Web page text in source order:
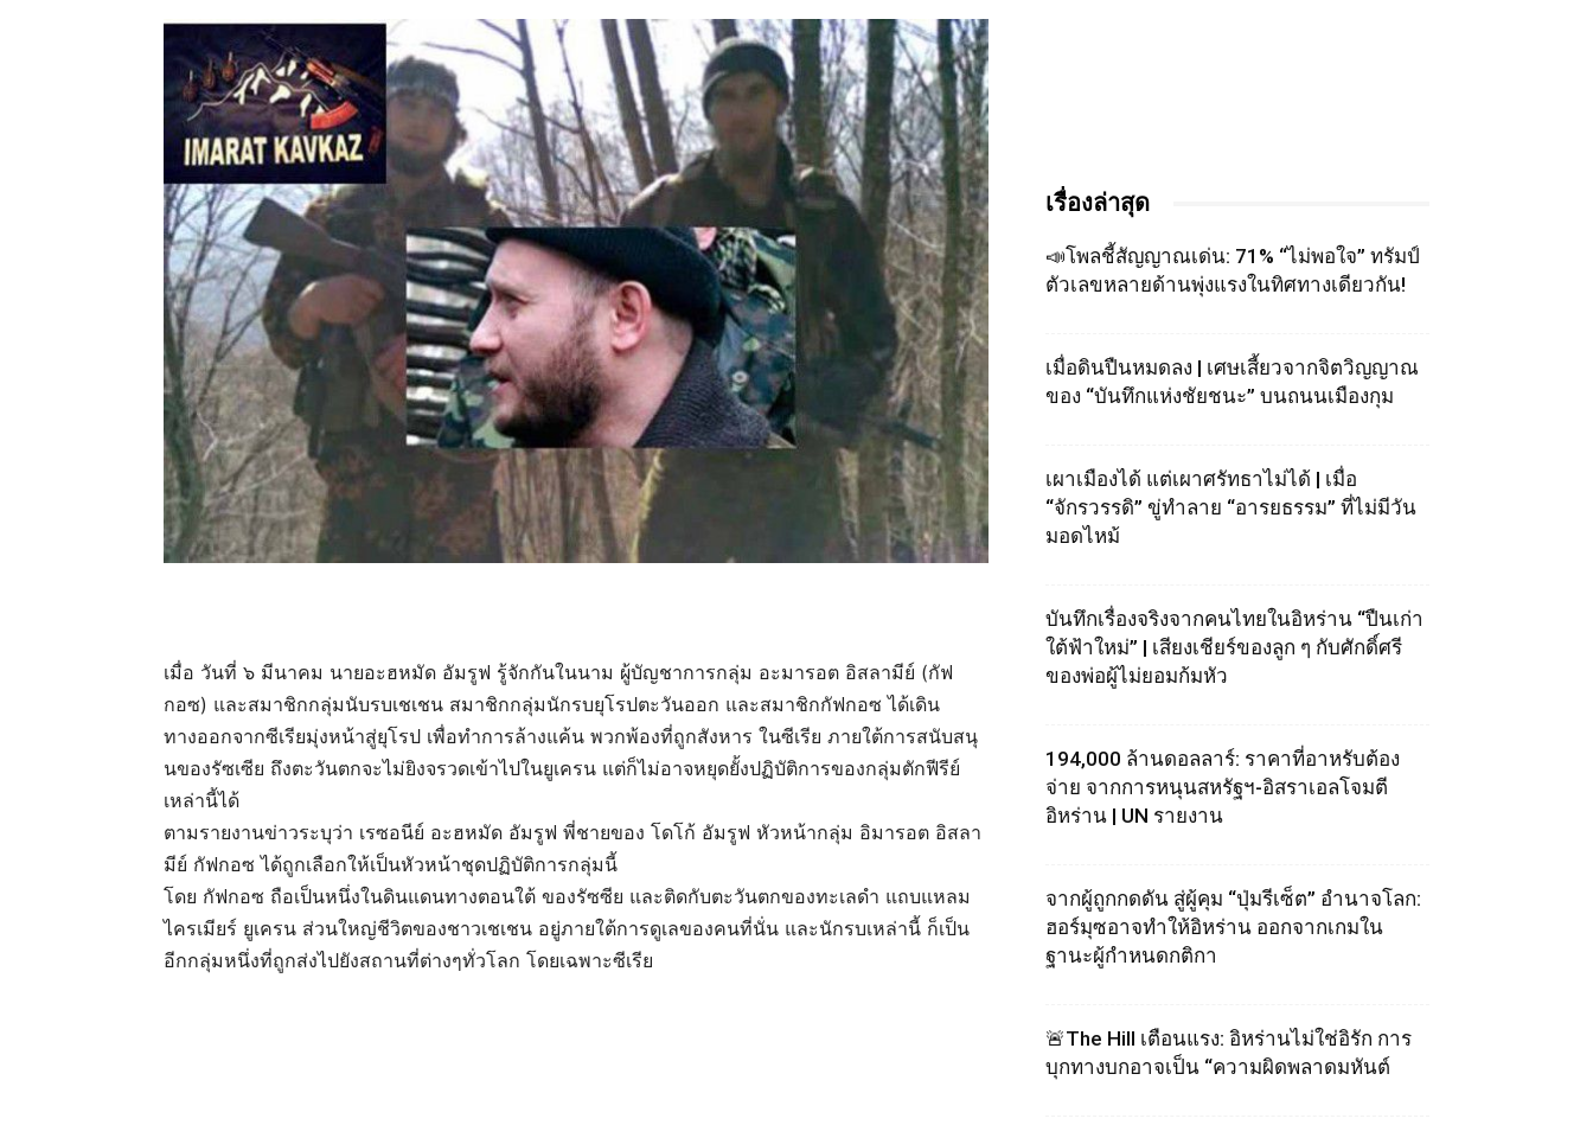
เมื่อ วันที่ ๖ มีนาคม นายอะฮหมัด อัมรูฟ รู้จักกันในนาม ผู้บัญชาการกลุ่ม อะมารอต อิสลามีย์ (กัฟ
กอซ) และสมาชิกกลุ่มนับรบเชเชน สมาชิกกลุ่มนักรบยุโรปตะวันออก และสมาชิกกัฟกอซ ได้เดิน
ทางออกจากซีเรียมุ่งหน้าสู่ยุโรป เพื่อทำการล้างแค้น พวกพ้องที่ถูกสังหาร ในซีเรีย ภายใต้การสนับสนุ
นของรัซเซีย ถึงตะวันตกจะไม่ยิงจรวดเข้าไปในยูเครน แต่ก็ไม่อาจหยุดยั้งปฏิบัติการของกลุ่มตักฟีรีย์
เหล่านี้ได้
ตามรายงานข่าวระบุว่า เรซอนีย์ อะฮหมัด อัมรูฟ พี่ชายของ โดโก้ อัมรูฟ หัวหน้ากลุ่ม อิมารอต อิสลา
มีย์ กัฟกอซ ได้ถูกเลือกให้เป็นหัวหน้าชุดปฏิบัติการกลุ่มนี้
โดย กัฟกอซ ถือเป็นหนึ่งในดินแดนทางตอนใต้ ของรัซซีย และติดกับตะวันตกของทะเลดำ แถบแหลม
ไครเมียร์ ยูเครน ส่วนใหญ่ชีวิตของชาวเชเชน อยู่ภายใต้การดูเลของคนที่นั่น และนักรบเหล่านี้ ก็เป็น
อีกกลุ่มหนึ่งที่ถูกส่งไปยังสถานที่ต่างๆทั่วโลก โดยเฉพาะซีเรีย
เรื่องล่าสุด
📣โพลชี้สัญญาณเด่น: 71% “ไม่พอใจ” ทรัมป์
ตัวเลขหลายด้านพุ่งแรงในทิศทางเดียวกัน!
เมื่อดินปืนหมดลง | เศษเสี้ยวจากจิตวิญญาณ
ของ “บันทึกแห่งชัยชนะ” บนถนนเมืองกุม
เผาเมืองได้ แต่เผาศรัทธาไม่ได้ | เมื่อ
“จักรวรรดิ” ขู่ทำลาย “อารยธรรม” ที่ไม่มีวัน
มอดไหม้
บันทึกเรื่องจริงจากคนไทยในอิหร่าน “ปืนเก่า
ใต้ฟ้าใหม่” | เสียงเชียร์ของลูก ๆ กับศักดิ์ศรี
ของพ่อผู้ไม่ยอมก้มหัว
194,000 ล้านดอลลาร์: ราคาที่อาหรับต้อง
จ่าย จากการหนุนสหรัฐฯ‑อิสราเอลโจมตี
อิหร่าน | UN รายงาน
จากผู้ถูกกดดัน สู่ผู้คุม “ปุ่มรีเซ็ต” อำนาจโลก:
ฮอร์มุซอาจทำให้อิหร่าน ออกจากเกมใน
ฐานะผู้กำหนดกติกา
🚨The Hill เตือนแรง: อิหร่านไม่ใช่อิรัก การ
บุกทางบกอาจเป็น “ความผิดพลาดมหันต์